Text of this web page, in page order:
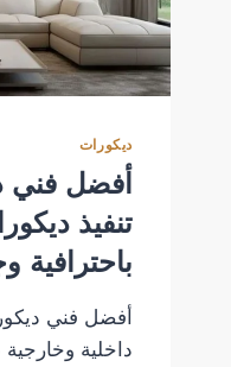
ديكورات
أفضل فني
تنفيذ
باحترافية
أفضل فني
داخلية وخارجية